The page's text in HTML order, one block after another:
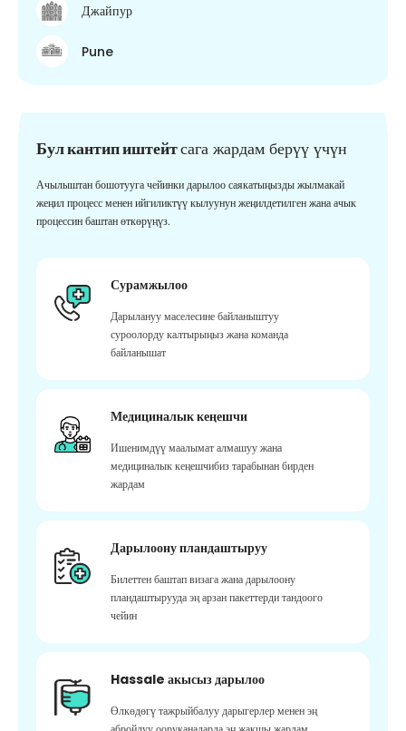
Джайпур
Pune
Бул кантип иштейтсага жардам берүү үчүн
Ачылыштан бошотууга чейинки дарылоо саякатыңызды жылмакай
жеңил процесс менен ийгиликтүү кылуунун жеңилдетилген жана ачык
процессин баштан өткөрүңүз.
Сурамжылоо
Дарылануу маселесине байланыштуу
суроолорду калтырыңыз жана команда
байланышат
Медициналык кеңешчи
Ишенимдүү маалымат алмашуу жана
медициналык кеңешчибиз тарабынан бирден
жардам
Дарылоону пландаштыруу
Билеттен баштап визага жана дарылоону
пландаштырууда эң арзан пакеттерди тандоого
чейин
Hassale акысыз дарылоо
Өлкөдөгү тажрыйбалуу дарыгерлер менен эң